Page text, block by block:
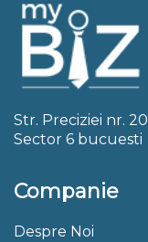
Str. Preciziei nr. 20
Sector 6 bucuesti
Companie
Despre Noi